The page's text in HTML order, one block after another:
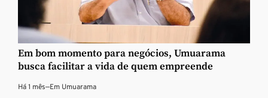
Em bom momento para negócios, Umuarama
busca facilitar a vida de quem empreende
Há 1 mês—Em Umuarama